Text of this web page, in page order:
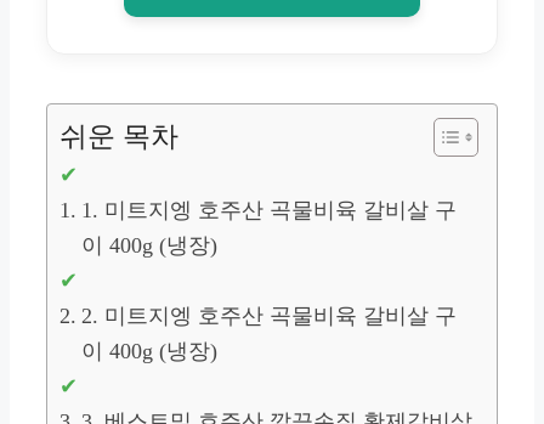
쉬운 목차
1. 미트지엥 호주산 곡물비육 갈비살 구
이 400g (냉장)
2. 미트지엥 호주산 곡물비육 갈비살 구
이 400g (냉장)